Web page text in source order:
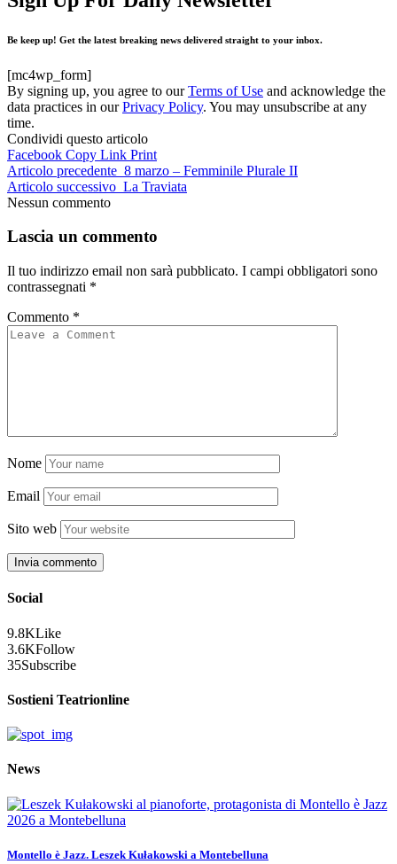
Be keep up! Get the latest breaking news delivered straight to your inbox.
[mc4wp_form]
By signing up, you agree to ourTerms of Use and acknowledge the
data practices in ourPrivacy Policy. You may unsubscribe at any
time.
Condividi questo articolo
Facebook Copy Link Print
Articolo precedente 8 marzo – Femminile Plurale II
Articolo successivo La Traviata
Nessun commento
Lascia un commento
Il tuo indirizzo email non sarà pubblicato. I campi obbligatori sono
contrassegnati *
Commento *
Nome
Email
Sito web
Social
9.8KLike
3.6KFollow
35Subscribe
Sostieni Teatrionline
News
Montello è Jazz. Leszek Kułakowski a Montebelluna